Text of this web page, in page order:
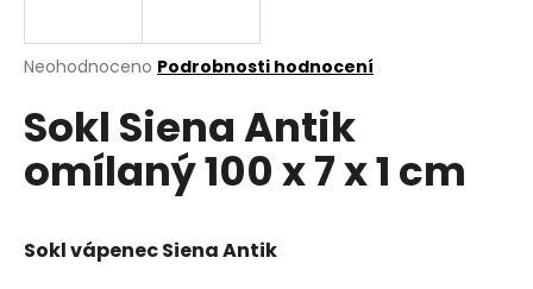
Průměrné
produktu
je
z
Neohodnoceno Podrobnosti hodnocení
Sokl Siena Antik
omílaný 100 x 7 x 1 cm
Sokl vápenec Siena Antik
j
t
?